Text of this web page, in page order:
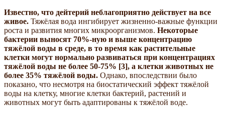
Известно, что дейтерий неблагоприятно действует на все
живое. Тяжёлая вода ингибирует жизненно-важные функции
роста и развития многих микроорганизмов. Некоторые
бактерии выносят 70%-ную и выше концентрацию
тяжёлой воды в среде, в то время как растительные
клетки могут нормально развиваться при концентрациях
тяжёлой воды не более 50-75% [3], а клетки животных не
более 35% тяжёлой воды. Однако, впоследствии было
показано, что несмотря на биостатический эффект тяжёлой
воды на клетку, многие клетки бактерий, растений и
животных могут быть адаптированы к тяжёлой воде.